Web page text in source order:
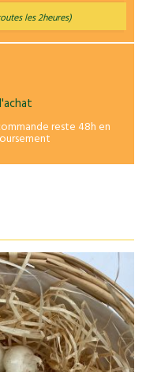
les 2heures)
reste 48h en